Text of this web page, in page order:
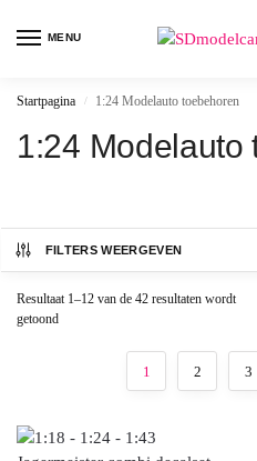
MENU
Startpagina / 1:24 Modelauto toebehoren
1:24 Modelauto
FILTERS WEERGEVEN
Resultaat 1–12 van de 42 resultaten wordt
getoond
1 2 3